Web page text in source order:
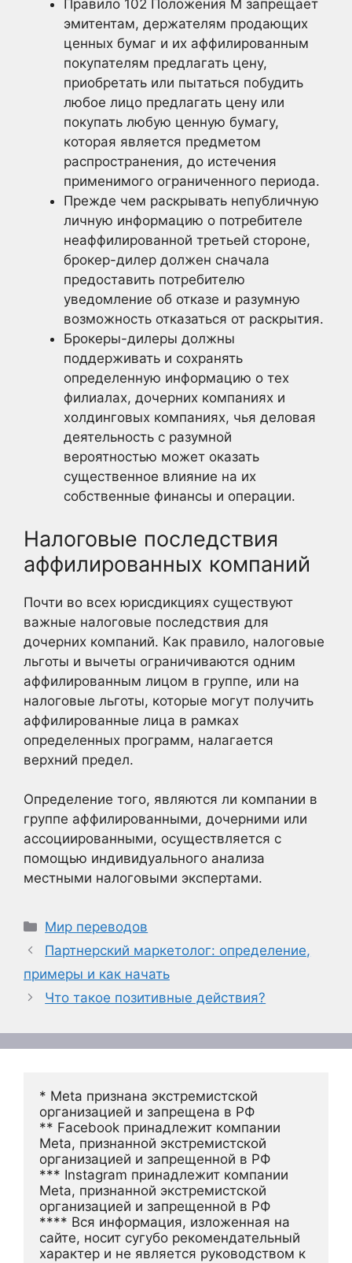
Правило 102 Положения M запрещает
эмитентам, держателям продающих
ценных бумаг и их аффилированным
покупателям предлагать цену,
приобретать или пытаться побудить
любое лицо предлагать цену или
покупать любую ценную бумагу,
которая является предметом
распространения, до истечения
применимого ограниченного периода.
Прежде чем раскрывать непубличную
личную информацию о потребителе
неаффилированной третьей стороне,
брокер-дилер должен сначала
предоставить потребителю
уведомление об отказе и разумную
возможность отказаться от раскрытия.
Брокеры-дилеры должны
поддерживать и сохранять
определенную информацию о тех
филиалах, дочерних компаниях и
холдинговых компаниях, чья деловая
деятельность с разумной
вероятностью может оказать
существенное влияние на их
собственные финансы и операции.
Налоговые последствия
аффилированных компаний
Почти во всех юрисдикциях существуют
важные налоговые последствия для
дочерних компаний. Как правило, налоговые
льготы и вычеты ограничиваются одним
аффилированным лицом в группе, или на
налоговые льготы, которые могут получить
аффилированные лица в рамках
определенных программ, налагается
верхний предел.
Определение того, являются ли компании в
группе аффилированными, дочерними или
ассоциированными, осуществляется с
помощью индивидуального анализа
местными налоговыми экспертами.
Рубрики
Мир переводов
Партнерский маркетолог: определение,
примеры и как начать
Что такое позитивные действия?
* Meta признана экстремистской
организацией и запрещена в РФ
** Facebook принадлежит компании
Meta, признанной экстремистской
организацией и запрещенной в РФ
*** Instagram принадлежит компании
Meta, признанной экстремистской
организацией и запрещенной в РФ
**** Вся информация, изложенная на
сайте, носит сугубо рекомендательный
характер и не является руководством к